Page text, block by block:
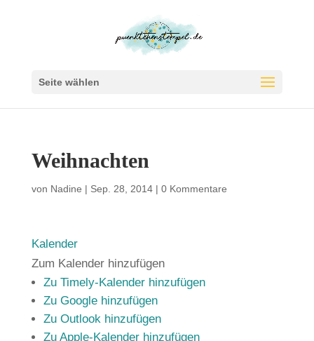
Seite wählen
Weihnachten
von Nadine | Sep. 28, 2014| 0 Kommentare
Kalender
Zum Kalender hinzufügen
Zu Timely-Kalender hinzufügen
Zu Google hinzufügen
Zu Outlook hinzufügen
Zu Apple-Kalender hinzufügen